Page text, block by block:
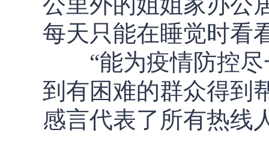
每天只能在睡觉时看
“能为疫情防控尽
到有困难的群众得到
感言代表了所有热线